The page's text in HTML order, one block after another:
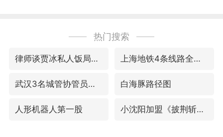
热门搜索
律师谈贾冰私人饭局被偷拍 上海地铁4条线路全线停运
武汉3名城管协管员殴打摊主被刑拘 白海豚路径图
人形机器人第一股 小沈阳加盟《披荆斩棘》